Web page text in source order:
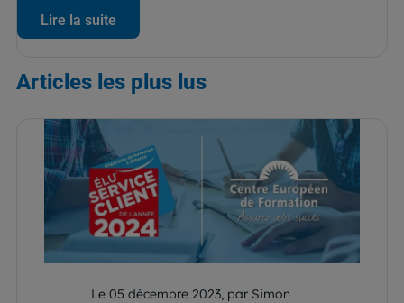
Lire la suite
Articles les plus lus
Le 05 décembre 2023, par Simon